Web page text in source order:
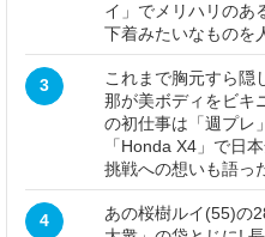
イ」でメリハリのあ
下着みたいなものを
3
これまで胸元すら隠
那が美ボディをビキ
の初仕事は「週プレ
「Honda X4」で日
挑戦への想いも語っ
4
あの桜樹ルイ(55)の